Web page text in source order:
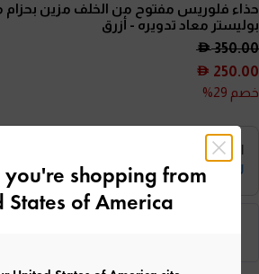
حذاء فلوريس مفتوح من الخلف مزين بحزام
بوليستر معاد تدويره - أزرق
350.00
250.00
خصم 29%
you're shopping from
States of America